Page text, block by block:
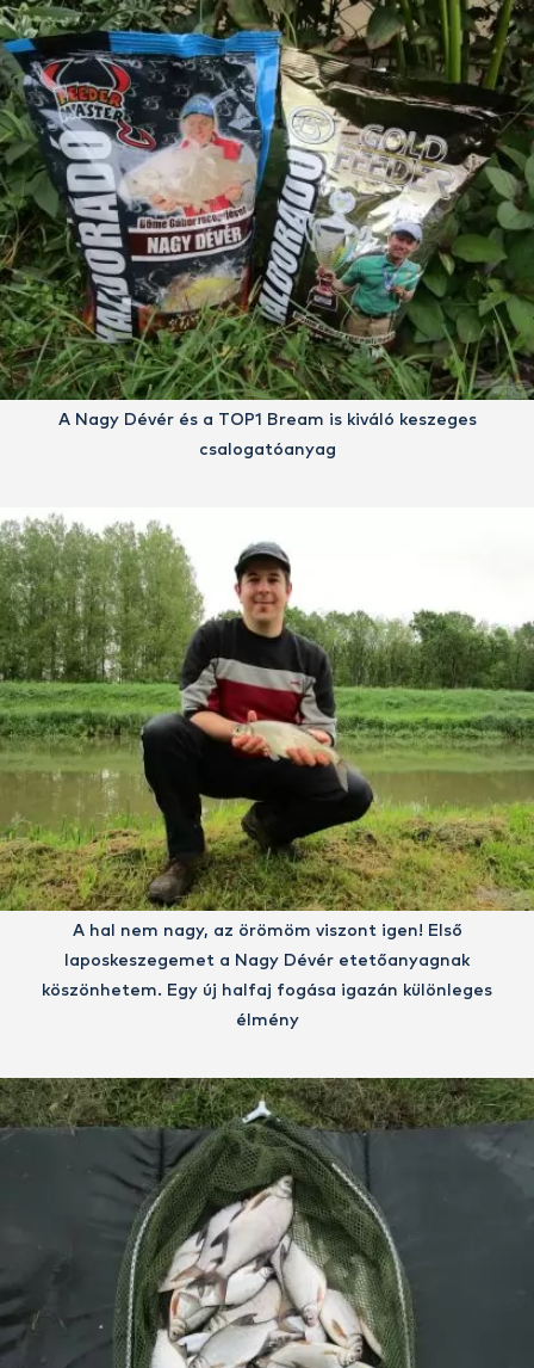
A Nagy Dévér és a TOP1 Bream is kiváló keszeges
csalogatóanyag
A hal nem nagy, az örömöm viszont igen! Első
laposkeszegemet a Nagy Dévér etetőanyagnak
köszönhetem. Egy új halfaj fogása igazán különleges
élmény